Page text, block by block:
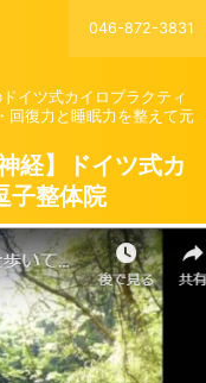
046-872-3831
イツ式カイロプラクティ
回復力と睡眠力を整えて元
経】ドイツ式カ
子整体院